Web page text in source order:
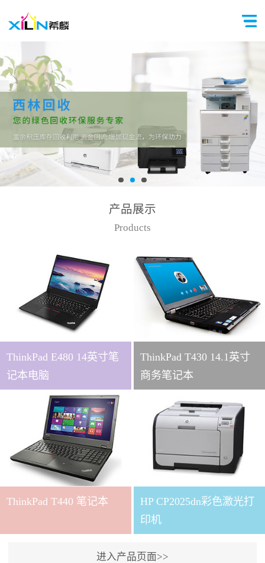
产品展示
Products
ThinkPad E480 14英寸笔
记本电脑
ThinkPad T430 14.1英寸
商务笔记本
ThinkPad T440 笔记本
HP CP2025dn彩色激光打
印机
进入产品页面>>